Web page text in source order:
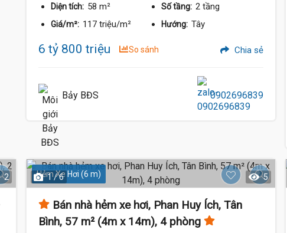
Diện tích: 58 m² Số tầng: 2 tầng
Giá/m²: 117 triệu/m² Hướng: Tây
6 tỷ 800 triệu So sánh Chia sẻ
Bảy BĐS 0902696839
2 Hẻm Xe Hơi (6 m)
1 / 6 5
Bán nhà hẻm xe hơi, Phan Huy Ích, Tân
Bình, 57 m² (4m x 14m), 4 phòng